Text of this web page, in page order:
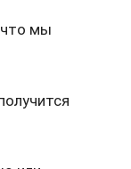
что мы